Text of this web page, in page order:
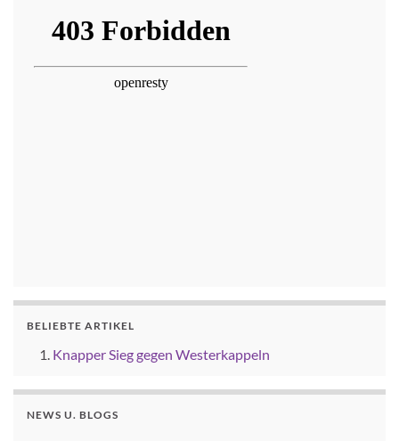
BELIEBTE ARTIKEL
Knapper Sieg gegen Westerkappeln
NEWS U. BLOGS